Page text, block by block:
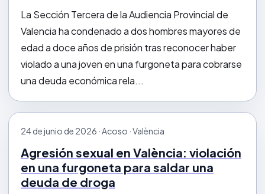
La Sección Tercera de la Audiencia Provincial de
Valencia ha condenado a dos hombres mayores de
edad a doce años de prisión tras reconocer haber
violado a una joven en una furgoneta para cobrarse
una deuda económica rela...
24 de junio de 2026 · Acoso · València
Agresión sexual en València: violación
en una furgoneta para saldar una
deuda de droga